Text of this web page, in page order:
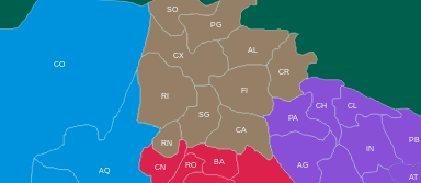
CO
AQ
CX
RI
AL
CR
FI
SG
BA
CA
PA
CH CL
PB
AG
RO
IN
RN
CN
AT
PG
SO